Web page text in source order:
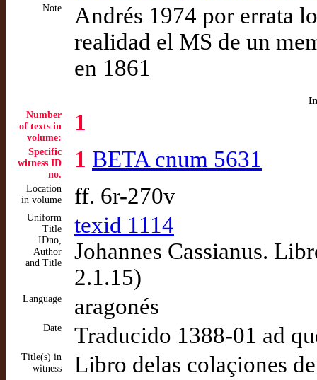
Note
Andrés 1974 por errata
realidad el MS de un
en 1861
Number
of texts in
volume:
1
Specific
witness ID
no.
1 BETA cnum 5631
Location
in volume
ff. 6r-270v
Uniform
Title
IDno,
Author
and Title
texid 1114
Johannes Cassianus.
2.1.15)
Language aragonés
Date Traducido 1388-01 ad
Title(s) in
witness
Libro delas colaçiones